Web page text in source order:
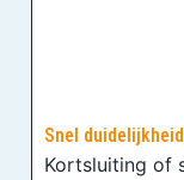
Snel
Kortsluiting of